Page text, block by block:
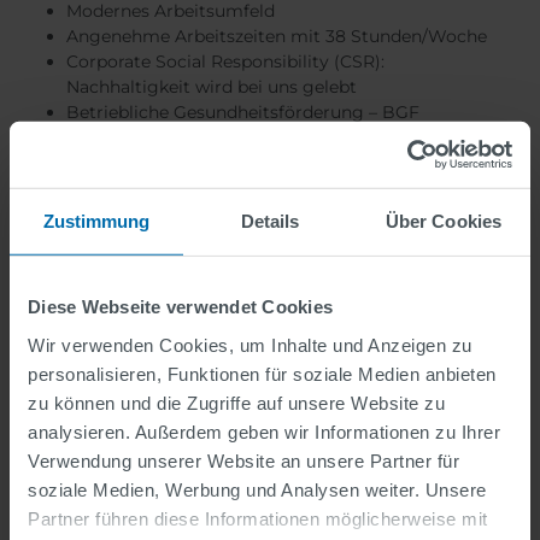
Zustimmung Details Über Cookies
Diese Webseite verwendet Cookies
Wir verwenden Cookies, um Inhalte und Anzeigen zu
personalisieren, Funktionen für soziale Medien anbieten
zu können und die Zugriffe auf unsere Website zu
analysieren. Außerdem geben wir Informationen zu Ihrer
Verwendung unserer Website an unsere Partner für
soziale Medien, Werbung und Analysen weiter. Unsere
Partner führen diese Informationen möglicherweise mit
Modernes Arbeitsumfeld
Angenehme Arbeitszeiten mit 38 Stunden/Woche
Corporate Social Responsibility (CSR):
Nachhaltigkeit wird bei uns gelebt
Betriebliche Gesundheitsförderung – BGF
Kantine mit Essenszuschuss, kostenlose Getränke,
Obstkorb
Mitarbeiterevents
Das kollektivvertragliche Mindestgehalt entspricht
(Hohlglas). Ihr tatsächliches Jahreseinkommen ist
marktkonform und wird abhängig von Ihrer Qualifikation
und Erfahrung festgelegt.
Ihre Ansprechpartnerin: Julia Wilczacki,
jobs.msa@swarco.com
SWARCO wächst. Wachse mit uns. Die Online-